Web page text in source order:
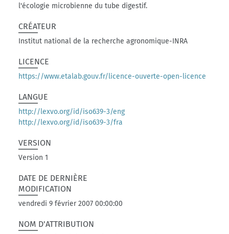
l'écologie microbienne du tube digestif.
CRÉATEUR
Institut national de la recherche agronomique-INRA
LICENCE
https://www.etalab.gouv.fr/licence-ouverte-open-licence
LANGUE
http://lexvo.org/id/iso639-3/eng
http://lexvo.org/id/iso639-3/fra
VERSION
Version 1
DATE DE DERNIÈRE
MODIFICATION
vendredi 9 février 2007 00:00:00
NOM D'ATTRIBUTION